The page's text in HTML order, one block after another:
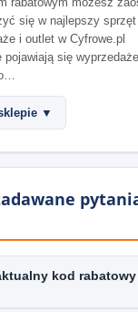
się w najlepszy sprzęt
i outlet w Cyfrowe.pl
pojawiają się
▼
kod